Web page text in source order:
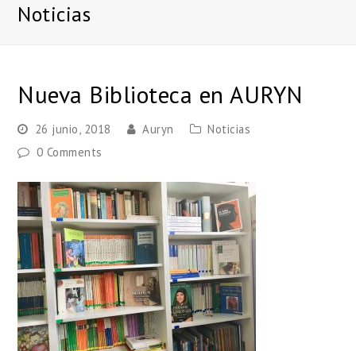
Noticias
Nueva Biblioteca en AURYN
26 junio, 2018 Auryn
Noticias
0 Comments